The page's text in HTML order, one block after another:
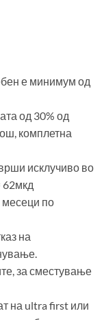
е минимум од
од 30% од
комплетна
исклучиво во
62мкд
месеци по
на
за сместување
на ultra first или